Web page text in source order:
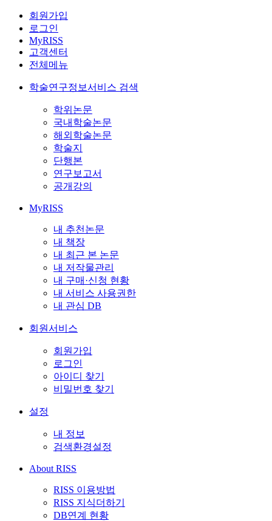
회원가입
로그인
MyRISS
고객센터
전체메뉴
학술연구정보서비스 검색
학위논문
국내학술논문
해외학술논문
학술지
단행본
연구보고서
공개강의
MyRISS
내 추천논문
내 책장
내 최근 본 논문
내 저작물관리
내 구매·신청 현황
내 서비스 사용권한
내 관심 DB
회원서비스
회원가입
로그인
아이디 찾기
비밀번호 찾기
설정
내 정보
검색환경설정
About RISS
RISS 이용방법
RISS 지식더하기
DB연계 현황